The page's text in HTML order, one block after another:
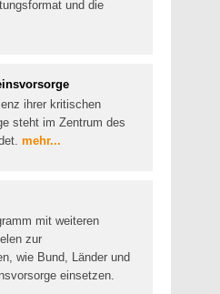
und die
ihrer kritischen
steht im Zentrum des
mehr...
mit weiteren
zur
wie Bund, Länder und
einsetzen.